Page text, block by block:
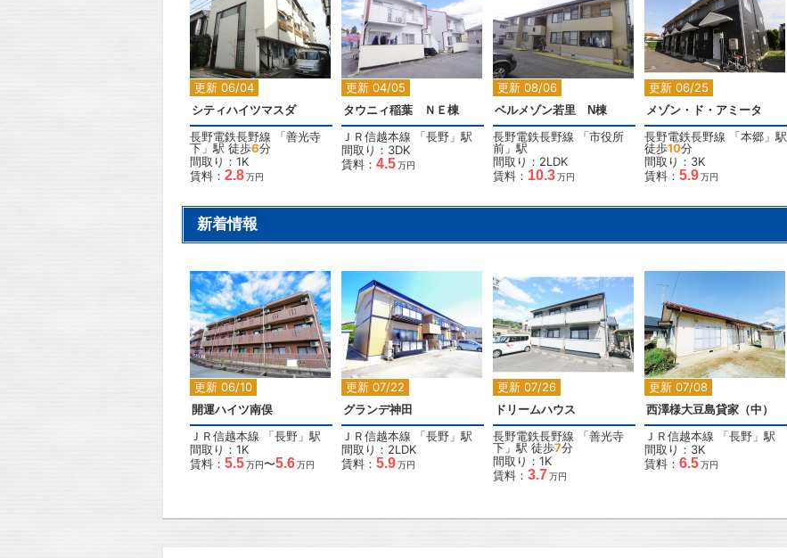
更新 06/04
2
シティハイツマスダ
長野電鉄長野線 「善光寺
下 」駅 徒歩6分
間取り：1K
賃料： 2.8万円
更新 04/05
2
タウニィ稲葉 ＮＥ棟
ＪＲ信越本線 「長野 」駅
間取り：3DK
賃料： 4.5万円
更新 08/06
2
ベルメゾン若里 N棟
長野電鉄長野線 「市役所
前 」駅
間取り：2LDK
賃料： 10.3万円
更新 06/25
2
メゾン・ド・アミータ
長野電鉄長野線 「本郷 」駅
徒歩10分
間取り：3K
賃料： 5.9万円
新着情報
更新 06/10
2
開運ハイツ南俣
ＪＲ信越本線 「長野 」駅
間取り：1K
賃料： 5.5万円〜5.6万円
更新 07/22
2
グランデ神田
ＪＲ信越本線 「長野 」駅
間取り：2LDK
賃料： 5.9万円
更新 07/26
2
ドリームハウス
長野電鉄長野線 「善光寺
下 」駅 徒歩7分
間取り：1K
賃料： 3.7万円
更新 07/08
2
西澤様大豆島貸家（中）
ＪＲ信越本線 「長野 」駅
間取り：3K
賃料： 6.5万円